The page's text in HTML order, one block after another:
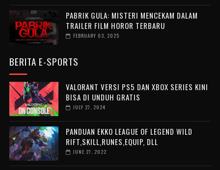
PABRIK GULA: MISTERI MENCEKAM DALAM
TRAILER FILM HOROR TERBARU
FEBRUARY 03, 2025
BERITA E-SPORTS
VALORANT VERSI PS5 DAN XBOX SERIES KINI
BISA DI UNDUH GRATIS
JULY 27, 2024
PANDUAN EKKO LEAGUE OF LEGEND WILD
RIFT,SKILL,RUNES,EQUIP, DLL
JUNE 27, 2022